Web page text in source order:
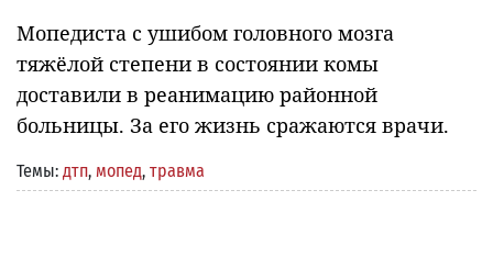
Мопедиста с ушибом головного мозга
тяжёлой степени в состоянии комы
доставили в реанимацию районной
больницы. За его жизнь сражаются врачи.
Темы: дтп, мопед, травма